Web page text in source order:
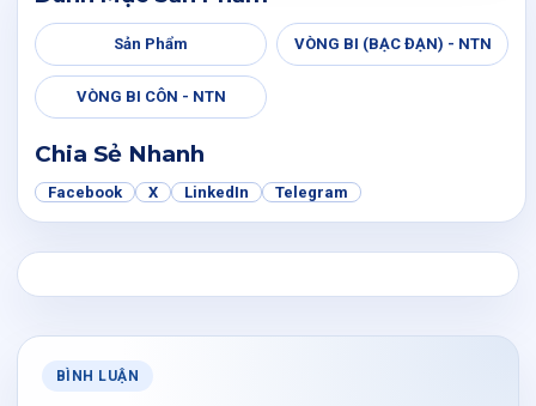
Sản Phẩm VÒNG BI (BẠC ĐẠN) - NTN
VÒNG BI CÔN - NTN
Chia Sẻ Nhanh
Facebook X LinkedIn Telegram
BÌNH LUẬN